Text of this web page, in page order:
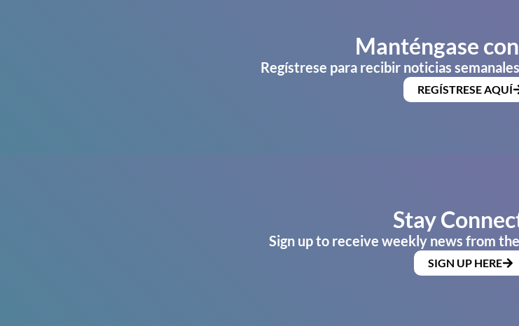
Manténgase
Regístrese para recibir noticias
REGÍSTRESE AQUÍ
Stay
Sign up to receive weekly news from
SIGN UP HERE